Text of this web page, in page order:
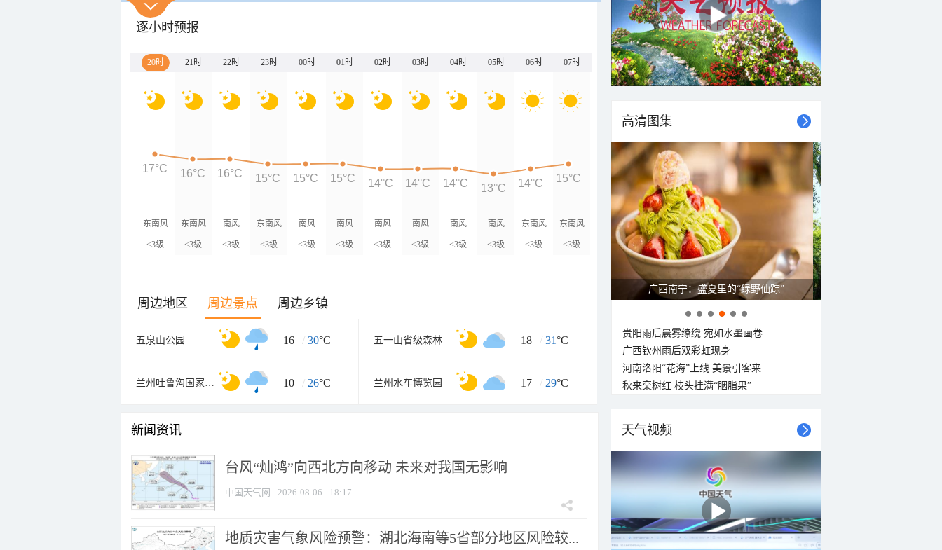
逐小时预报
20时 21时 22时 23时 00时 01时 02时 03时 04时 05时 06时 07时
东南风
<3级
东南风
<3级
南风
<3级
东南风
<3级
南风
<3级
南风
<3级
南风
<3级
南风
<3级
南风
<3级
南风
<3级
东南风
<3级
东南风
<3级
17°C 16°C 16°C 15°C 15°C 15°C 14°C 14°C 14°C 13°C 14°C 15°C
周边地区 周边景点 周边乡镇
五泉山公园 16 / 30°C 五一山省级森林生态旅游区 18 / 31°C
兰州吐鲁沟国家森林公园 10 / 26°C 兰州水车博览园 17 / 29°C
新闻资讯
台风“灿鸿”向西北方向移动 未来对我国无影响
中国天气网 2026-08-06 18:17
地质灾害气象风险预警：湖北海南等5省部分地区风险较...
高清图集
广西南宁：盛夏里的“绿野仙踪”
贵阳雨后晨雾缭绕 宛如水墨画卷
广西钦州雨后双彩虹现身
河南洛阳“花海”上线 美景引客来
秋来栾树红 枝头挂满“胭脂果”
天气视频